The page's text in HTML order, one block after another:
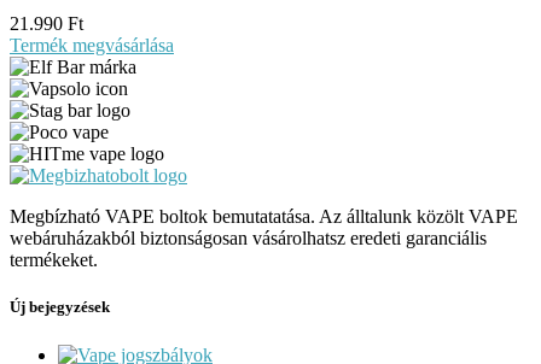
21.990 Ft
Termék megvásárlása
Megbízható VAPE boltok bemutatatása. Az álltalunk közölt VAPE
webáruházakból biztonságosan vásárolhatsz eredeti garanciális
termékeket.
Új bejegyzések